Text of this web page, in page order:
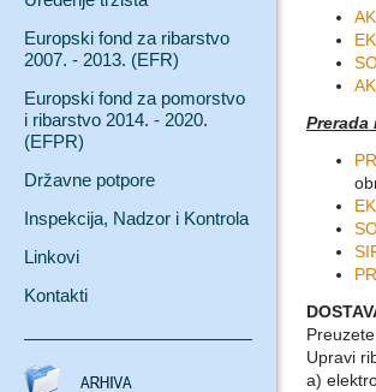
Europski fond za ribarstvo
2007. - 2013. (EFR)
Europski fond za pomorstvo
i ribarstvo 2014. - 2020.
(EFPR)
Državne potpore
Inspekcija, Nadzor i Kontrola
Linkovi
Kontakti
Prerada
Upravi
a)